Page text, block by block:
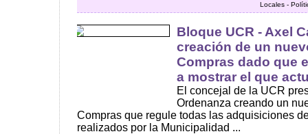
Locales -
Bloque UCR - Axel
creación de un
Compras dado que
a mostrar el que
El concejal de la UCR
Ordenanza creando un
Compras que regule todas las adquisiciones
realizados por la Municipalidad ...